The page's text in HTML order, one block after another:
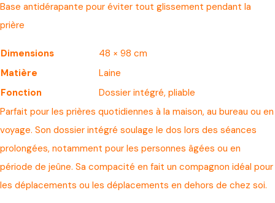
Base antidérapante pour éviter tout glissement pendant la
prière
Dimensions
48 × 98 cm
Matière
Laine
Fonction
Dossier intégré, pliable
Parfait pour les prières quotidiennes à la maison, au bureau ou en
voyage. Son dossier intégré soulage le dos lors des séances
prolongées, notamment pour les personnes âgées ou en
période de jeûne. Sa compacité en fait un compagnon idéal pour
les déplacements ou les déplacements en dehors de chez soi.